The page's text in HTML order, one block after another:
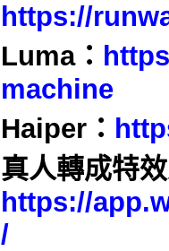
https://
Luma：
machine
Haiper：
真人轉成特
https://
/